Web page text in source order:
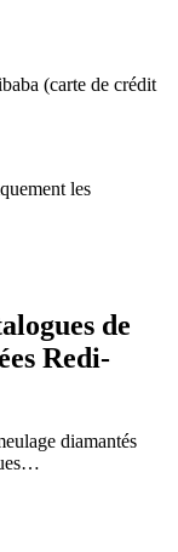
(carte de crédit
les
de
Redi-
diamantés